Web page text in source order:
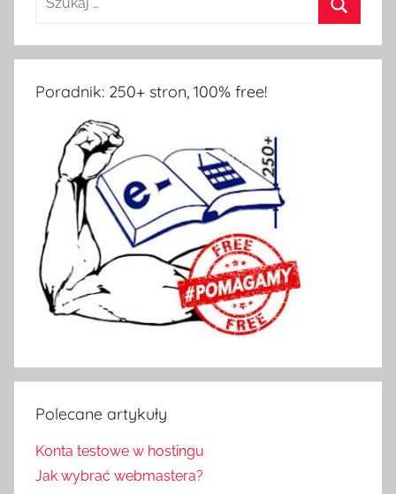
Poradnik: 250+ stron, 100% free!
Polecane artykuły
Konta testowe w hostingu
Jak wybrać webmastera?